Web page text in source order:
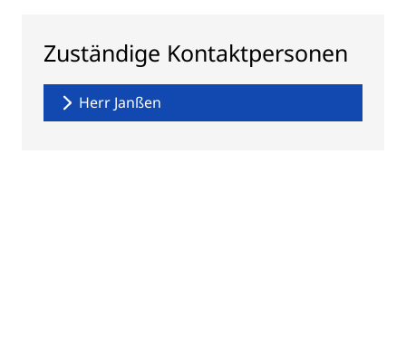
Zuständige Kontaktpersonen
Herr Janßen